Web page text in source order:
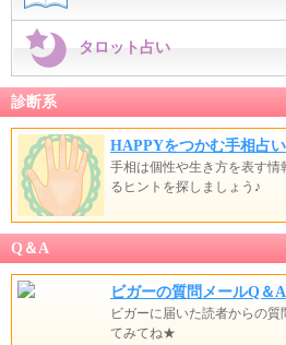
タロット占い
診断系
HAPPYをつかむ手相占い
手相は個性や生き方を表す情
るヒントを探しましょう♪
Q＆A
ビガーの質問メールQ＆A
ビガーに届いた読者からの
てみてね★